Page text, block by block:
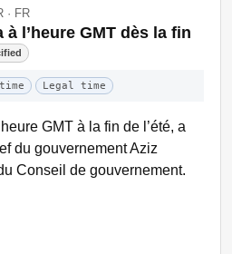
· FR
l’heure GMT dès la fin
Legal time
GMT à la fin de l’été, a
du gouvernement Aziz
Conseil de gouvernement.